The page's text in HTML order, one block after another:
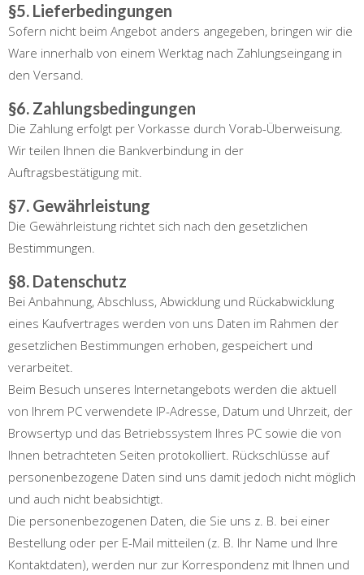
§5. Lieferbedingungen
Sofern nicht beim Angebot anders angegeben, bringen wir die
Ware innerhalb von einem Werktag nach Zahlungseingang in
den Versand.
§6. Zahlungsbedingungen
Die Zahlung erfolgt per Vorkasse durch Vorab-Überweisung.
Wir teilen Ihnen die Bankverbindung in der
Auftragsbestätigung mit.
§7. Gewährleistung
Die Gewährleistung richtet sich nach den gesetzlichen
Bestimmungen.
§8. Datenschutz
Bei Anbahnung, Abschluss, Abwicklung und Rückabwicklung
eines Kaufvertrages werden von uns Daten im Rahmen der
gesetzlichen Bestimmungen erhoben, gespeichert und
verarbeitet.
Beim Besuch unseres Internetangebots werden die aktuell
von Ihrem PC verwendete IP-Adresse, Datum und Uhrzeit, der
Browsertyp und das Betriebssystem Ihres PC sowie die von
Ihnen betrachteten Seiten protokolliert. Rückschlüsse auf
personenbezogene Daten sind uns damit jedoch nicht möglich
und auch nicht beabsichtigt.
Die personenbezogenen Daten, die Sie uns z. B. bei einer
Bestellung oder per E-Mail mitteilen (z. B. Ihr Name und Ihre
Kontaktdaten), werden nur zur Korrespondenz mit Ihnen und